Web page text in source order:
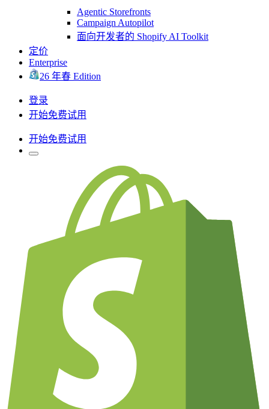
Agentic Storefronts
Campaign Autopilot
面向开发者的 Shopify AI Toolkit
定价
Enterprise
26 年春 Edition
登录
开始免费试用
开始免费试用